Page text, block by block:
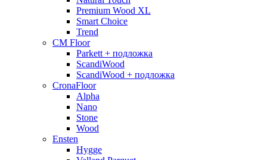
Premium Wood XL
Smart Choice
Trend
CM Floor
Parkett + подложка
ScandiWood
ScandiWood + подложка
CronaFloor
Alpha
Nano
Stone
Wood
Ensten
Hygge